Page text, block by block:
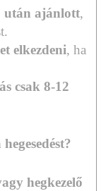
után ajánlott,
elkezdeni, ha
csak 8-12
hegkezelő